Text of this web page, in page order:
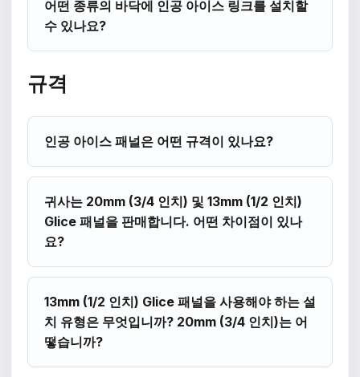
Slovenčina
Türkçe
العربية
어떤 종류의 바닥에 인공 아이스 링크를 설치할
수 있나요?
규격
인공 아이스 패널은 어떤 규격이 있나요?
귀사는 20mm (3/4 인치) 및 13mm (1/2 인치)
Glice 패널을 판매합니다. 어떤 차이점이 있나
요?
13mm (1/2 인치) Glice 패널을 사용해야 하는 설
치 유형은 무엇입니까? 20mm (3/4 인치)는 어
떻습니까?